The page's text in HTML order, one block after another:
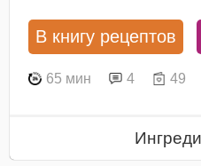
В книгу рецептов
65 мин 4 49